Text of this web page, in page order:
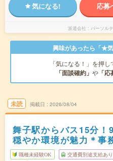
気になる! 応募
派遣会社 パーソル
興味があったら「★
「気になる！」を押
「面談確約」 や 「
未読 掲載日 2026/08/04
舞子駅からバス15分！
穏やか環境が魅力＊事
職種未経験OK 交通費別途支給あり